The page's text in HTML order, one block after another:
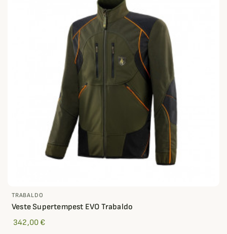
TRABALDO
Veste Supertempest EVO Trabaldo
342,00 €